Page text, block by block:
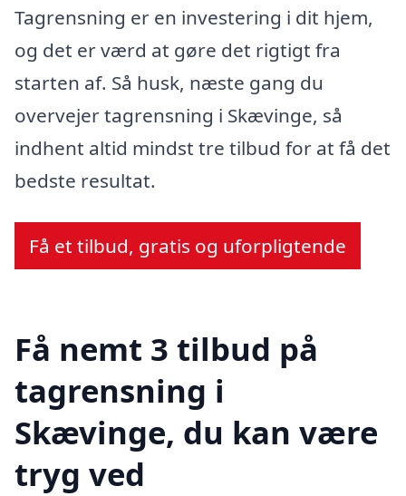
Tagrensning er en investering i dit hjem,
og det er værd at gøre det rigtigt fra
starten af. Så husk, næste gang du
overvejer tagrensning i Skævinge, så
indhent altid mindst tre tilbud for at få det
bedste resultat.
Få et tilbud, gratis og uforpligtende
Få nemt 3 tilbud på
tagrensning i
Skævinge, du kan være
tryg ved